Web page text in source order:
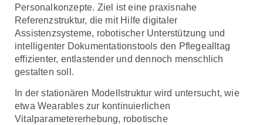
Personalkonzepte. Ziel ist eine praxisnahe
Referenzstruktur, die mit Hilfe digitaler
Assistenzsysteme, robotischer Unterstützung und
intelligenter Dokumentationstools den Pflegealltag
effizienter, entlastender und dennoch menschlich
gestalten soll.
In der stationären Modellstruktur wird untersucht, wie
etwa Wearables zur kontinuierlichen
Vitalparametererhebung, robotische